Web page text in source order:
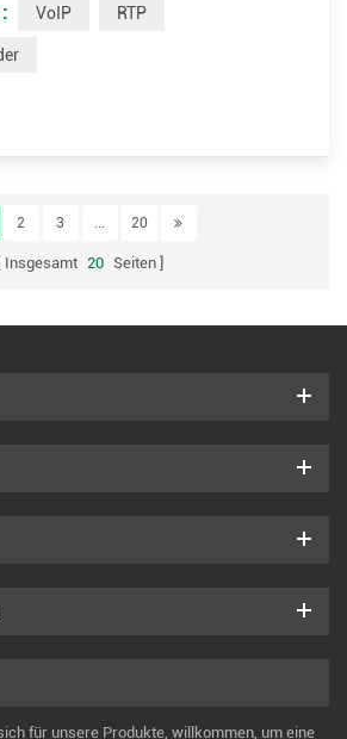
wird in der Internet-Telefonie, Voice
Telekommunikation eingesetzt. Es
VoIP RTP
2 3 ... 20
Insgesamt 20 Seiten
für unsere Produkte, willkommen, um eine